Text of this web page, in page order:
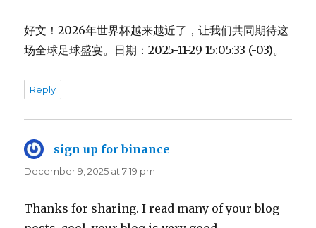
好文！2026年世界杯越来越近了，让我们共同期待这
场全球足球盛宴。日期：2025-11-29 15:05:33 (-03)。
Reply
sign up for binance
December 9, 2025 at 7:19 pm
Thanks for sharing. I read many of your blog